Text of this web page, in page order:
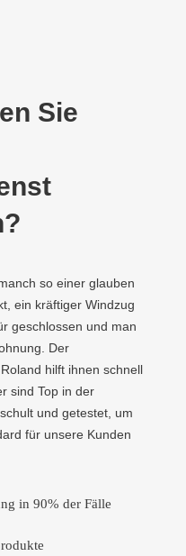
Sie
so einer glauben
ein kräftiger Windzug
geschlossen und man
Der
hilft ihnen schnell
sind Top in der
und getestet, um
für unsere Kunden
in 90% der Fälle